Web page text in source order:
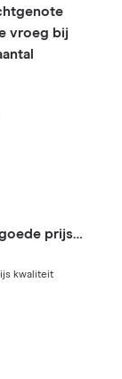
vroeg bij
prijs…
kwaliteit